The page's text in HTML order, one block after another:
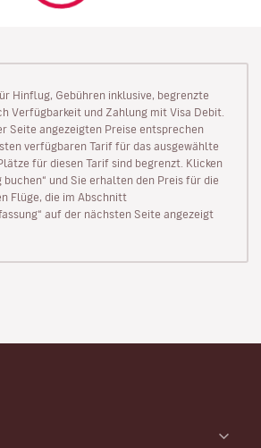
Hinflug, Gebühren inklusive, begrenzte
Verfügbarkeit und Zahlung mit Visa Debit.
Seite angezeigten Preise entsprechen
verfügbaren Tarif für das ausgewählte
für diesen Tarif sind begrenzt. Klicken
buchen“ und Sie erhalten den Preis für die
Flüge, die im Abschnitt
auf der nächsten Seite angezeigt